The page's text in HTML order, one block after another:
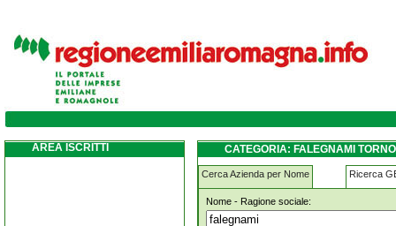
falegnami tornolo
AREA ISCRITTI CATEGORIA: FALEGNAMI
Cerca Azienda per Nome Ricerca
Nome - Ragione sociale:
falegnami tornolo